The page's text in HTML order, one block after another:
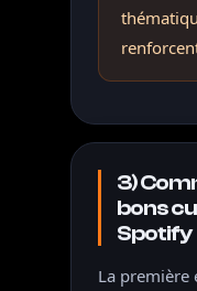
3)
bons
Spotify
La première